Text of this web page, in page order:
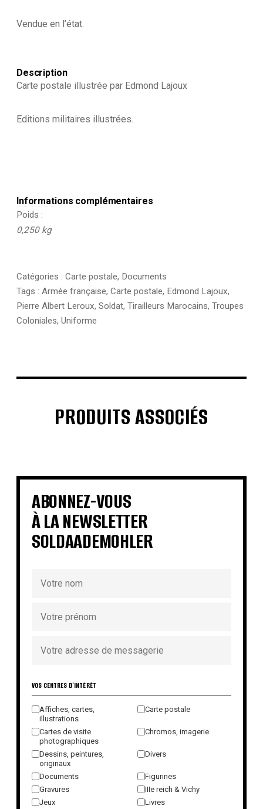
-
Vendue en l’état.
Description
Carte postale illustrée par Edmond Lajoux
Editions militaires illustrées.
Informations complémentaires
Poids
0,250 kg
Catégories : Carte postale, Documents
Tags : Armée française, Carte postale, Edmond Lajoux,
Pierre Albert Leroux, Soldat, Tirailleurs Marocains, Troupes
Coloniales, Uniforme
PRODUITS ASSOCIÉS
€ € €
€ € €
€ €
ABONNEZ-VOUS
À LA NEWSLETTER
SOLDAADEMOHLER
VOS CENTRES D'INTÉRÊT
Affiches, cartes,
illustrations
Carte postale
Cartes de visite
photographiques
Chromos, imagerie
Dessins, peintures,
originaux
Divers
Documents
Figurines
Gravures
IIIe reich & Vichy
Jeux
Livres